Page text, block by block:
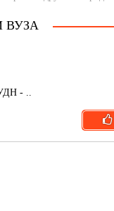
ВУЗА
- ..